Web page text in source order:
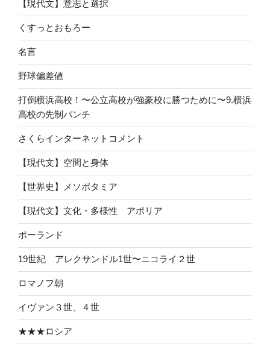
【現代文】意志と選択
くすっとおもろー
名言
野球偏差値
打倒横浜高校！〜公立高校が強豪校に勝つために〜9.横浜
高校の先制パンチ
さくらインターネットコメント
【現代文】空間と身体
【世界史】メソポタミア
【現代文】文化・多様性 アポリア
ポーランド
19世紀 アレクサンドル1世〜ニコライ２世
ロマノフ朝
イヴァン３世、４世
★★★ロシア